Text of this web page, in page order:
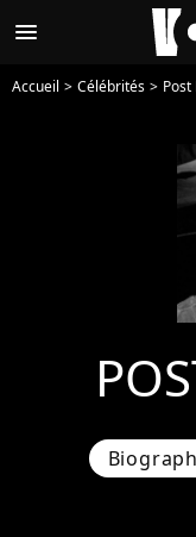
menu
Accueil Célébrités